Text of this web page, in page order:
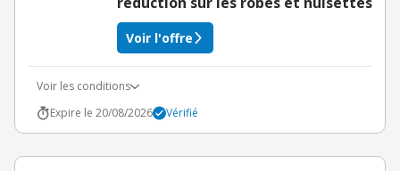
Voir l'offre
Voir les conditions
Expire le 20/08/2026
Vérifié